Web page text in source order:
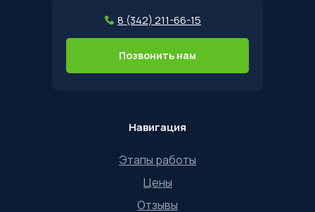
Отзывы
Цены
Навигация
Этапы работы
8 (342) 211-66-15
Позвонить нам